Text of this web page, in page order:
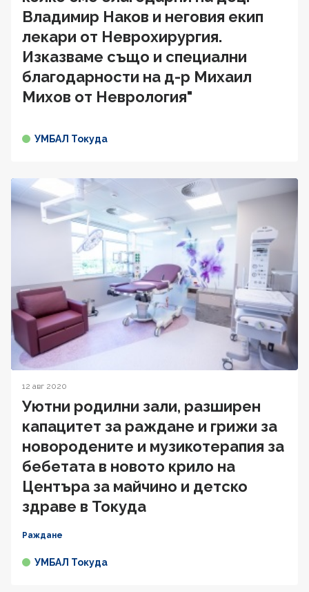
Владимир Наков и неговия екип
лекари от Неврохирургия.
Изказваме също и специални
благодарности на д-р Михаил
Михов от Неврология"
УМБАЛ Токуда
12 авг 2020
Уютни родилни зали, разширен
капацитет за раждане и грижи за
новородените и музикотерапия за
бебетата в новото крило на
Центъра за майчино и детско
здраве в Токуда
Раждане
УМБАЛ Токуда